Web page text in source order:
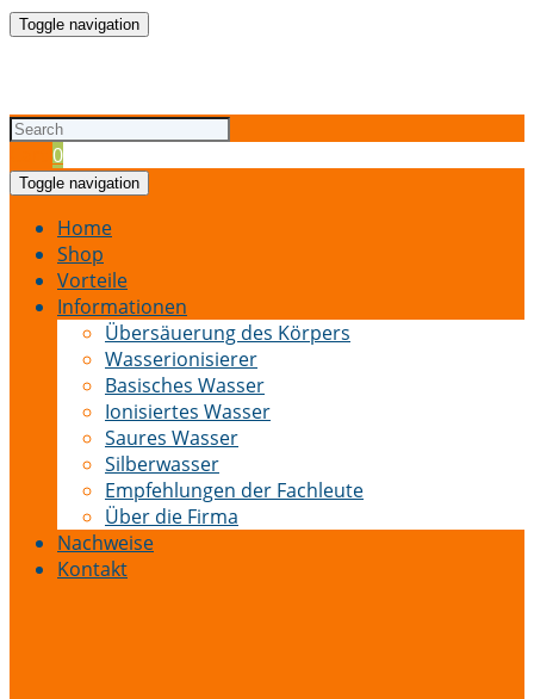
Toggle navigation
0
Toggle navigation
Home
Shop
Vorteile
Informationen
Übersäuerung des Körpers
Wasserionisierer
Basisches Wasser
Ionisiertes Wasser
Saures Wasser
Silberwasser
Empfehlungen der Fachleute
Über die Firma
Nachweise
Kontakt